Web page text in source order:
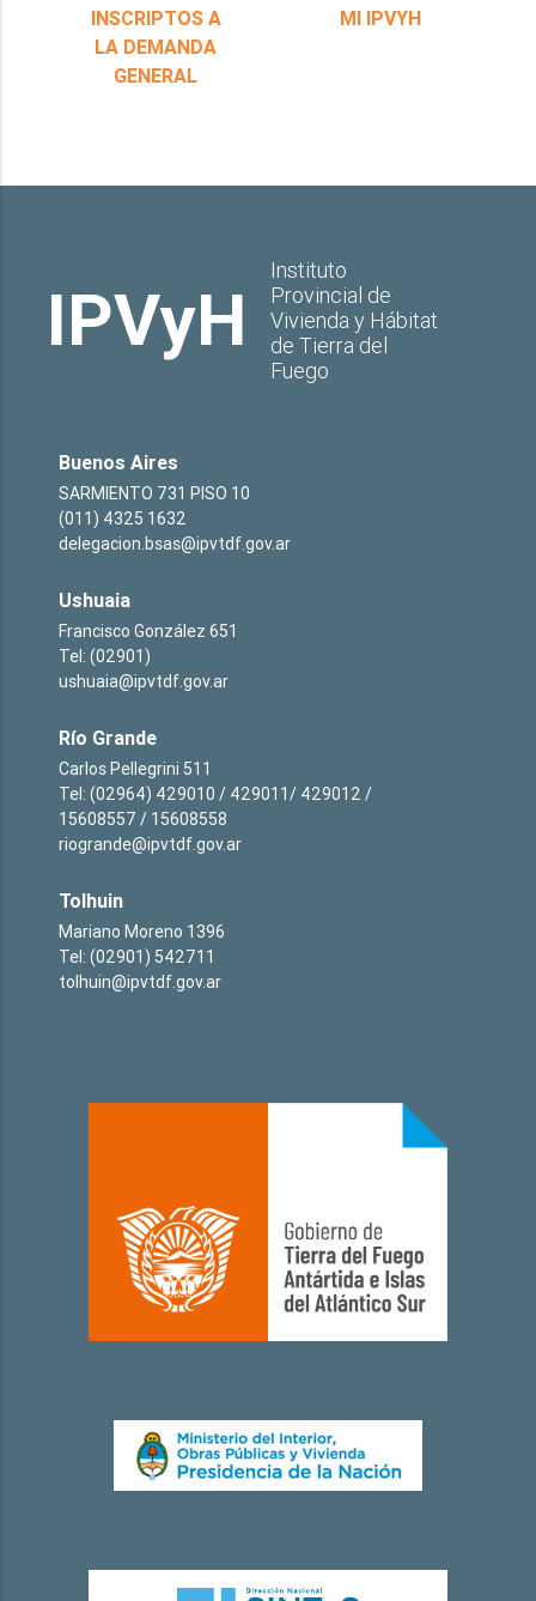
INSCRIPTOS A
LA DEMANDA
GENERAL
MI IPVYH
IPVyH
Instituto
Provincial de
Vivienda y Hábitat
de Tierra del
Fuego
Buenos Aires
SARMIENTO 731 PISO 10
(011) 4325 1632
delegacion.bsas@ipvtdf.gov.ar
Ushuaia
Francisco González 651
Tel: (02901)
ushuaia@ipvtdf.gov.ar
Río Grande
Carlos Pellegrini 511
Tel: (02964) 429010 / 429011/ 429012 /
15608557 / 15608558
riogrande@ipvtdf.gov.ar
Tolhuin
Mariano Moreno 1396
Tel: (02901) 542711
tolhuin@ipvtdf.gov.ar